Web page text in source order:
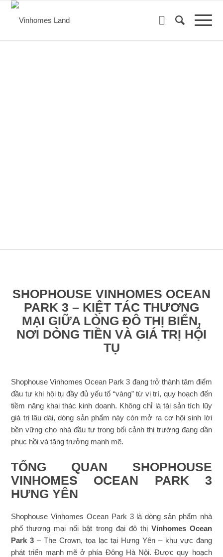
SHOPHOUSE VINHOMES OCEAN
PARK 3 – KIỆT TÁC THƯƠNG
MẠI GIỮA LÒNG ĐÔ THỊ BIỂN,
NƠI DÒNG TIỀN VÀ GIÁ TRỊ HỘI
TỤ
Shophouse Vinhomes Ocean Park 3 đang trở thành tâm điểm
đầu tư khi hội tụ đầy đủ yếu tố “vàng” từ vị trí, quy hoạch đến
tiềm năng khai thác kinh doanh. Không chỉ là tài sản tích lũy
giá trị lâu dài, dòng sản phẩm này còn mở ra cơ hội sinh lời
bền vững cho nhà đầu tư trong bối cảnh thị trường đang dần
phục hồi và tăng trưởng mạnh mẽ.
TỔNG QUAN SHOPHOUSE
VINHOMES OCEAN PARK 3
HƯNG YÊN
Shophouse Vinhomes Ocean Park 3 là dòng sản phẩm nhà
phố thương mại nổi bật trong đại đô thị Vinhomes Ocean
Park 3 – The Crown, tọa lạc tại Hưng Yên – khu vực đang
phát triển mạnh mẽ ở phía Đông Hà Nội. Được quy hoạch